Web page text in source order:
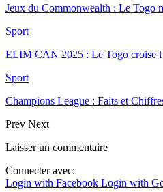
Jeux du Commonwealth : Le Togo
Sport
ELIM CAN 2025 : Le Togo croise
Sport
Champions League : Faits et
Prev Next
Laisser un commentaire
Connecter avec:
Login with Facebook Login with